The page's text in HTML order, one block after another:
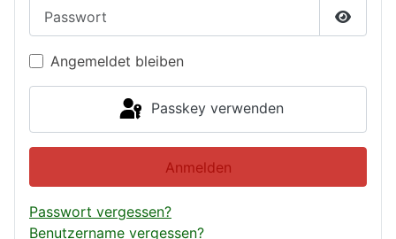
Angemeldet bleiben
Passkey verwenden
Anmelden
Passwort vergessen?
Benutzername vergessen?